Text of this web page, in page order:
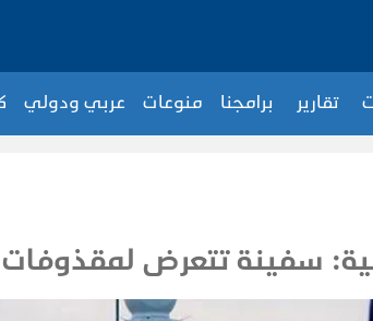
تقارير برامجنا منوعات عربي ودولي
سفينة تتعرض